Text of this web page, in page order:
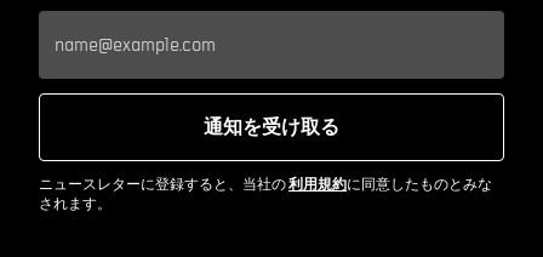
通知を受け取る
ニュースレターに登録すると、当社の利用規約に同意したものとみな
されます。